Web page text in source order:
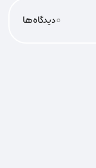
0دیدگاه‌‌ها